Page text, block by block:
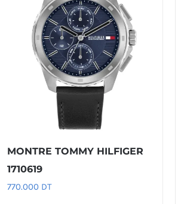
MONTRE TOMMY HILFIGER
1710619
770.000 DT